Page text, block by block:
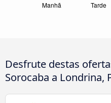
Desfrute destas
Sorocaba a Londrina,